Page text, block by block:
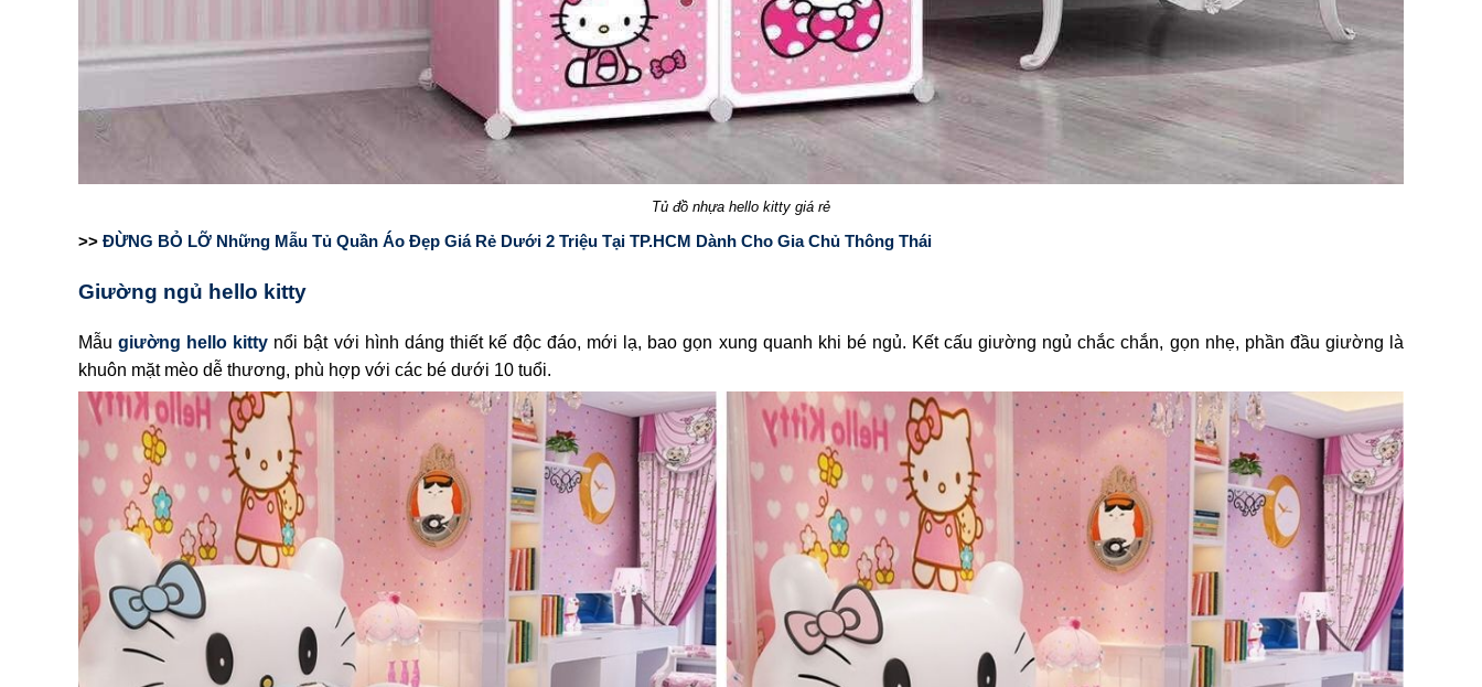
Tủ đồ nhựa hello kitty giá rẻ
>> ĐỪNG BỎ LỠ Những Mẫu Tủ Quần Áo Đẹp Giá Rẻ Dưới 2 Triệu Tại TP.HCM Dành Cho Gia Chủ Thông Thái
Giường ngủ hello kitty
Mẫugiường hello kitty nổi bật với hình dáng thiết kế độc đáo, mới lạ, bao gọn xung quanh khi bé ngủ. Kết cấu giường ngủ chắc chắn, gọn nhẹ, phần đầu giường là
khuôn mặt mèo dễ thương, phù hợp với các bé dưới 10 tuổi.